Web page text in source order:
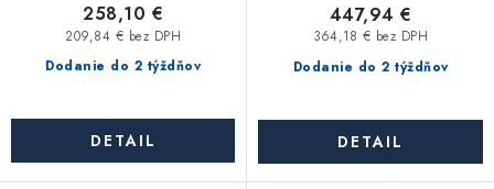
Dodanie do 2 týždňov
209,84 € bez DPH
258,10 €
DETAIL
Dodanie do 2 týždňov
364,18 € bez DPH
447,94 €
DETAIL